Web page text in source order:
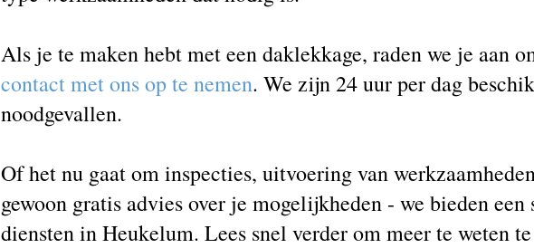
Als je te maken hebt met een daklekkage, raden we je aan
contact met ons op te nemen. We zijn 24 uur per dag
noodgevallen.
Of het nu gaat om inspecties, uitvoering van
gewoon gratis advies over je mogelijkheden - we bieden een
diensten in Heukelum. Lees snel verder om meer te weten